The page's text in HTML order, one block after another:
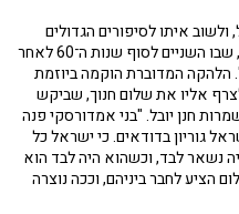
איתו לסיפורים הגדולים
שמאחורי הקריירה הענפה שלו. בתחילה, שבו השניים לסוף שנות ה־60 לאחר
הלהקה המדוברת הוקמה ביוזמת
אליו את שלום חנוך, שביקש
חנן יובל. "בני אמדורסקי פנה
גוריון בדודאים. כי ישראל כל
נשאר לבד, וכשהוא היה לבד הוא
הציע לחבר ביניהם, וככה נוצרה